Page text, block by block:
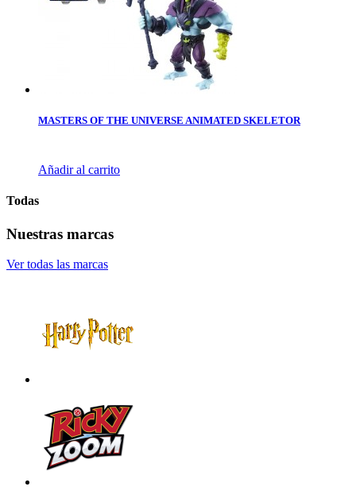
MASTERS OF THE UNIVERSE ANIMATED SKELETOR
Añadir al carrito
Todas
Nuestras marcas
Ver todas las marcas